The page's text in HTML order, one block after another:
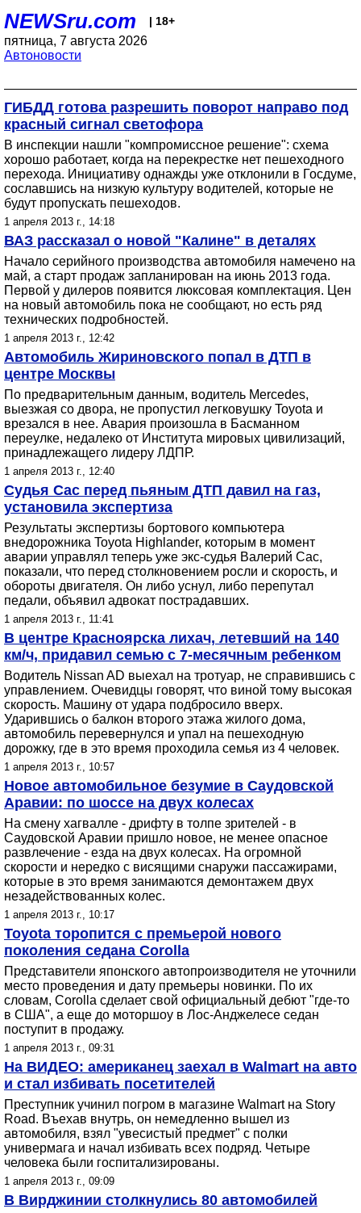
NEWSru.com | 18+
пятница, 7 августа 2026
Автоновости
ГИБДД готова разрешить поворот направо под
красный сигнал светофора
В инспекции нашли "компромиссное решение": схема
хорошо работает, когда на перекрестке нет пешеходного
перехода. Инициативу однажды уже отклонили в Госдуме,
сославшись на низкую культуру водителей, которые не
будут пропускать пешеходов.
1 апреля 2013 г., 14:18
ВАЗ рассказал о новой "Калине" в деталях
Начало серийного производства автомобиля намечено на
май, а старт продаж запланирован на июнь 2013 года.
Первой у дилеров появится люксовая комплектация. Цен
на новый автомобиль пока не сообщают, но есть ряд
технических подробностей.
1 апреля 2013 г., 12:42
Автомобиль Жириновского попал в ДТП в
центре Москвы
По предварительным данным, водитель Mercedes,
выезжая со двора, не пропустил легковушку Toyota и
врезался в нее. Авария произошла в Басманном
переулке, недалеко от Института мировых цивилизаций,
принадлежащего лидеру ЛДПР.
1 апреля 2013 г., 12:40
Судья Сас перед пьяным ДТП давил на газ,
установила экспертиза
Результаты экспертизы бортового компьютера
внедорожника Toyota Highlander, которым в момент
аварии управлял теперь уже экс-судья Валерий Сас,
показали, что перед столкновением росли и скорость, и
обороты двигателя. Он либо уснул, либо перепутал
педали, объявил адвокат пострадавших.
1 апреля 2013 г., 11:41
В центре Красноярска лихач, летевший на 140
км/ч, придавил семью с 7-месячным ребенком
Водитель Nissan AD выехал на тротуар, не справившись с
управлением. Очевидцы говорят, что виной тому высокая
скорость. Машину от удара подбросило вверх.
Ударившись о балкон второго этажа жилого дома,
автомобиль перевернулся и упал на пешеходную
дорожку, где в это время проходила семья из 4 человек.
1 апреля 2013 г., 10:57
Новое автомобильное безумие в Саудовской
Аравии: по шоссе на двух колесах
На смену хагвалле - дрифту в толпе зрителей - в
Саудовской Аравии пришло новое, не менее опасное
развлечение - езда на двух колесах. На огромной
скорости и нередко с висящими снаружи пассажирами,
которые в это время занимаются демонтажем двух
незадействованных колес.
1 апреля 2013 г., 10:17
Toyota торопится с премьерой нового
поколения седана Corolla
Представители японского автопроизводителя не уточнили
место проведения и дату премьеры новинки. По их
словам, Corolla сделает свой официальный дебют "где-то
в США", а еще до моторшоу в Лос-Анджелесе седан
поступит в продажу.
1 апреля 2013 г., 09:31
На ВИДЕО: американец заехал в Walmart на авто
и стал избивать посетителей
Преступник учинил погром в магазине Walmart на Story
Road. Въехав внутрь, он немедленно вышел из
автомобиля, взял "увесистый предмет" с полки
универмага и начал избивать всех подряд. Четыре
человека были госпитализированы.
1 апреля 2013 г., 09:09
В Вирджинии столкнулись 80 автомобилей